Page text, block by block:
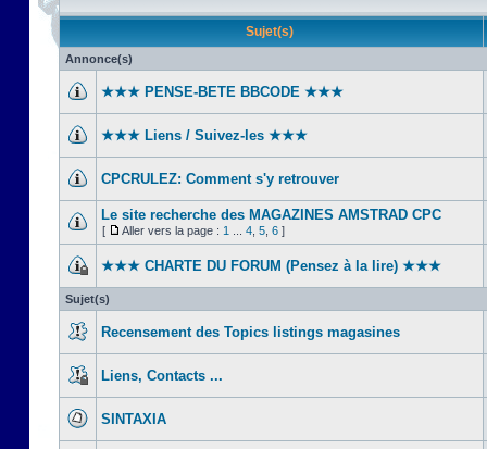
Sujet(s)
Annonce(s)
★★★ PENSE-BETE BBCODE ★★★
★★★ Liens / Suivez-les ★★★
CPCRULEZ: Comment s'y retrouver‎
Le site recherche des MAGAZINES AMSTRAD CPC
[ Aller vers la page : 1 4 5 6 ]
★★★ CHARTE DU FORUM (Pensez à la lire) ★★★
Sujet(s)
Recensement des Topics listings magasines
Liens, Contacts ...
SINTAXIA